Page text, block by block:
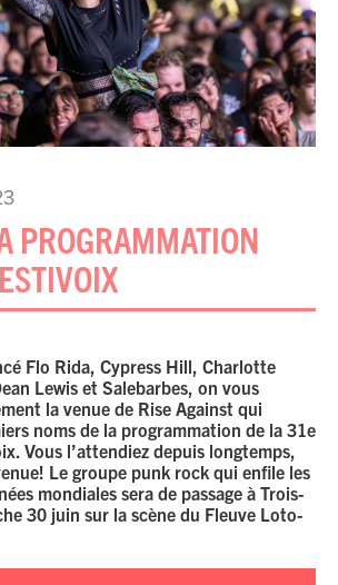
PROGRAMMATION
Flo Rida, Cypress Hill, Charlotte
Lewis et Salebarbes, on vous
la venue de Rise Against qui
noms de la programmation de la 31e
Vous l’attendiez depuis longtemps,
Le groupe punk rock qui enfile les
mondiales sera de passage à Trois-
30 juin sur la scène du Fleuve Loto-